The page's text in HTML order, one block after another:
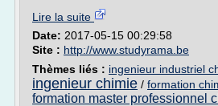
Lire la suite
Date: 2017-05-15 00:29:58
Site : http://www.studyrama.be
Thèmes liés : ingenieur industriel
ingenieur chimie / formation
formation master professionnel